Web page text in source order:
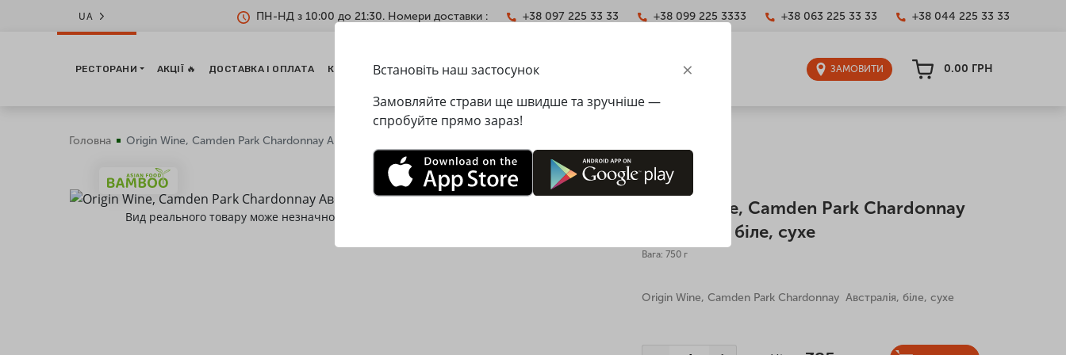
UA ПН-НД з 10:00 до 21:30. Номери доставки : +38 097 225 33 33 +38 099 225 3333 +38 063 225 33 33 +38 044 225 33 33
РЕСТОРАНИ АКЦІЇ 🔥 ДОСТАВКА І ОПЛАТА КОНТАКТИ ЗАМОВИТИ 0.00 ГРН
Головна Origin Wine, Camden Park Chardonnay Австралія, біле, сухе
Вид реального товару може незначно відрізнятися від зображення на сайті
Origin Wine, Camden Park Chardonnay
Австралія, біле, сухе
Вага: 750 г
Origin Wine, Camden Park Chardonnay Австралія, біле, сухе
Встановіть наш застосунок ×
Замовляйте страви ще швидше та зручніше —
спробуйте прямо зараз!